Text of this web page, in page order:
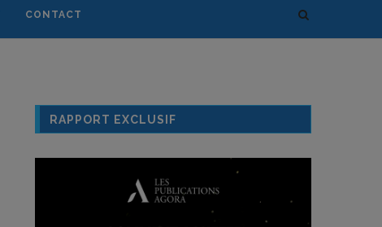
CONTACT
RAPPORT EXCLUSIF